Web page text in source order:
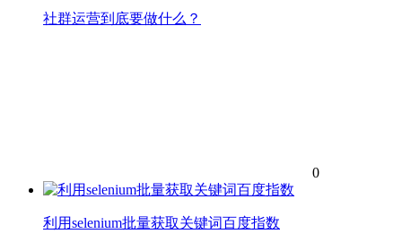
社群运营到底要做什么？
0
利用selenium批量获取关键词百度指数